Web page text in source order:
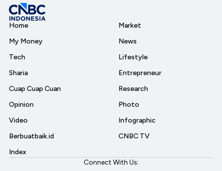
Home
My Money
Tech
Sharia
Cuap Cuap Cuan
Opinion
Video
Berbuatbaik.id
Index
Market
News
Lifestyle
Entrepreneur
Research
Photo
Infographic
CNBC TV
Connect With Us: